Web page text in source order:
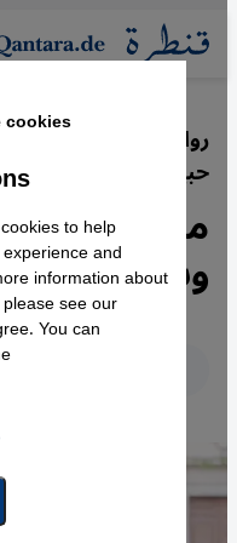
Direkt zum Inhalt springen
رواية "ابنة سوسلوف"
حبيب عبد الرب
من عدن إلى
وسلفية في
English
to help
and
information about
see our
You can
Youtube Embed
Connect